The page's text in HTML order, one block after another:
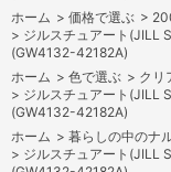
ホーム > 価格で選ぶ >
> ジルスチュアート(JILL
(GW4132-42182A)
ホーム > 色で選ぶ > クリ
> ジルスチュアート(JILL
(GW4132-42182A)
ホーム > 暮らしの中のナ
> ジルスチュアート(JILL